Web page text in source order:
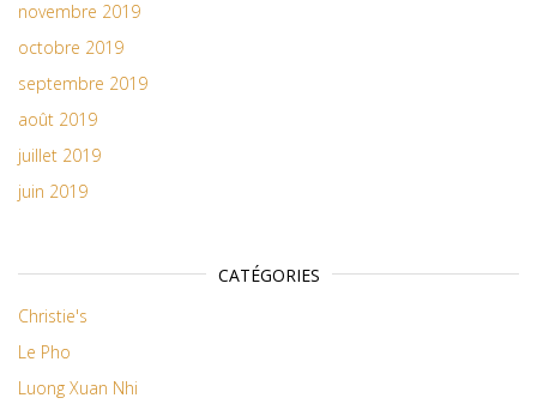
novembre 2019
octobre 2019
septembre 2019
août 2019
juillet 2019
juin 2019
CATÉGORIES
Christie's
Le Pho
Luong Xuan Nhi